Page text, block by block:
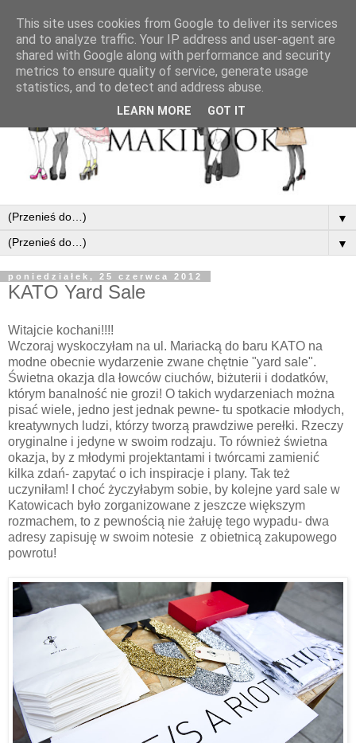
▼
▼
poniedziałek, 25 czerwca 2012
KATO Yard Sale
Witajcie kochani!!!!
Wczoraj wyskoczyłam na ul. Mariacką do baru KATO na
modne obecnie wydarzenie zwane chętnie "yard sale".
Świetna okazja dla łowców ciuchów, biżuterii i dodatków,
którym banalność nie grozi! O takich wydarzeniach można
pisać wiele, jedno jest jednak pewne- tu spotkacie młodych,
kreatywnych ludzi, którzy tworzą prawdziwe perełki. Rzeczy
oryginalne i jedyne w swoim rodzaju. To również świetna
okazja, by z młodymi projektantami i twórcami zamienić
kilka zdań- zapytać o ich inspiracje i plany. Tak też
uczyniłam! I choć życzyłabym sobie, by kolejne yard sale w
Katowicach było zorganizowane z jeszcze większym
rozmachem, to z pewnością nie żałuję tego wypadu- dwa
adresy zapisuję w swoim notesie z obietnicą zakupowego
powrotu!
This site uses cookies from Google to deliver its services
and to analyze traffic. Your IP address and user-agent are
shared with Google along with performance and security
metrics to ensure quality of service, generate usage
statistics, and to detect and address abuse.
LEARN MORE GOT IT